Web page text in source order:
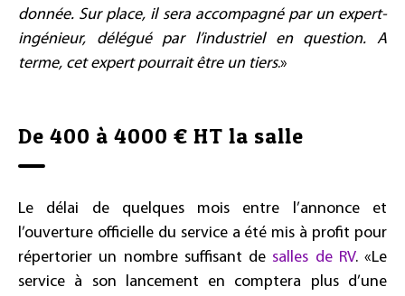
donnée. Sur place, il sera accompagné par un expert-
ingénieur, délégué par l’industriel en question. A
terme, cet expert pourrait être un tiers.»
De 400 à 4000 € HT la salle
Le délai de quelques mois entre l’annonce et
l’ouverture officielle du service a été mis à profit pour
répertorier un nombre suffisant de salles de RV. «Le
service à son lancement en comptera plus d’une